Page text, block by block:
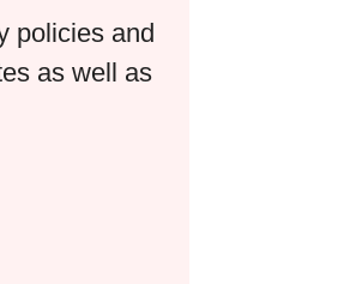
policies and
as well as